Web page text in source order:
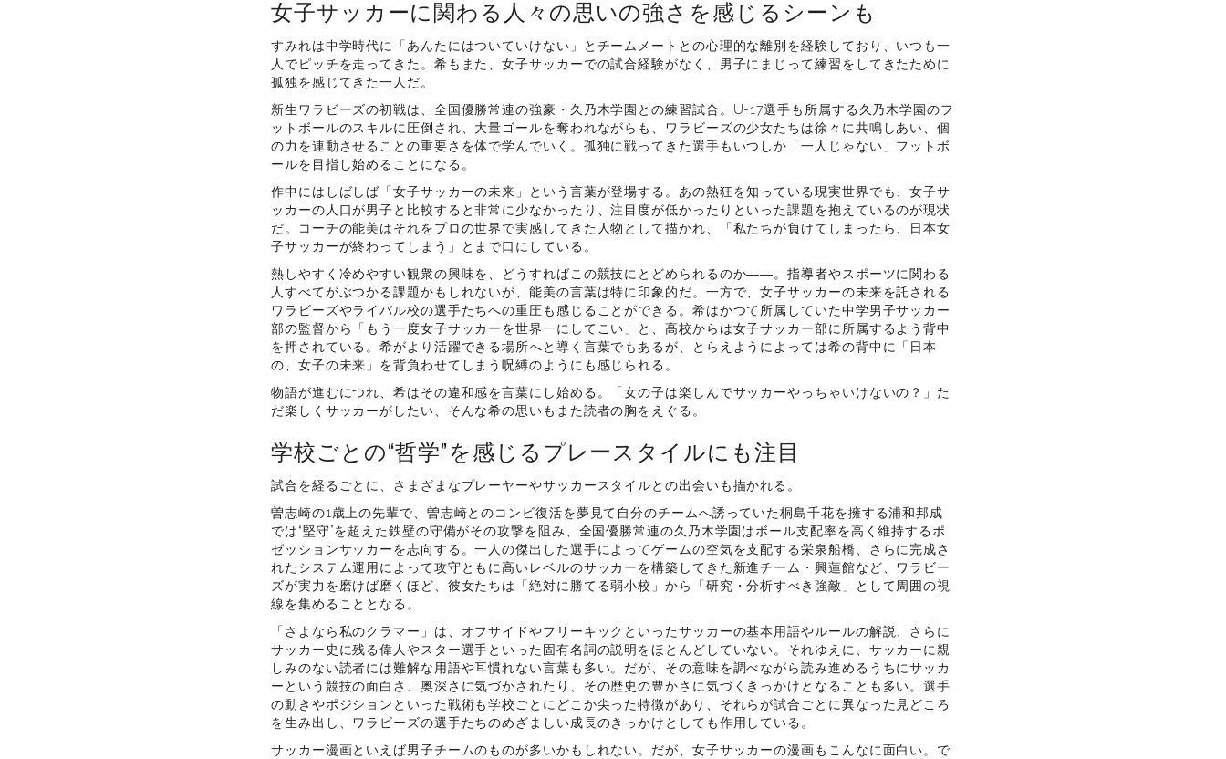
女子サッカーに関わる人々の思いの強さを感じるシーンも
すみれは中学時代に「あんたにはついていけない」とチームメートとの心理的な離別を経験しており、いつも一
人でピッチを走ってきた。希もまた、女子サッカーでの試合経験がなく、男子にまじって練習をしてきたために
孤独を感じてきた一人だ。
新生ワラビーズの初戦は、全国優勝常連の強豪・久乃木学園との練習試合。U-17選手も所属する久乃木学園のフ
ットボールのスキルに圧倒され、大量ゴールを奪われながらも、ワラビーズの少女たちは徐々に共鳴しあい、個
の力を連動させることの重要さを体で学んでいく。孤独に戦ってきた選手もいつしか「一人じゃない」フットボ
ールを目指し始めることになる。
作中にはしばしば「女子サッカーの未来」という言葉が登場する。あの熱狂を知っている現実世界でも、女子サ
ッカーの人口が男子と比較すると非常に少なかったり、注目度が低かったりといった課題を抱えているのが現状
だ。コーチの能美はそれをプロの世界で実感してきた人物として描かれ、「私たちが負けてしまったら、日本女
子サッカーが終わってしまう」とまで口にしている。
熱しやすく冷めやすい観衆の興味を、どうすればこの競技にとどめられるのか――。指導者やスポーツに関わる
人すべてがぶつかる課題かもしれないが、能美の言葉は特に印象的だ。一方で、女子サッカーの未来を託される
ワラビーズやライバル校の選手たちへの重圧も感じることができる。希はかつて所属していた中学男子サッカー
部の監督から「もう一度女子サッカーを世界一にしてこい」と、高校からは女子サッカー部に所属するよう背中
を押されている。希がより活躍できる場所へと導く言葉でもあるが、とらえようによっては希の背中に「日本
の、女子の未来」を背負わせてしまう呪縛のようにも感じられる。
物語が進むにつれ、希はその違和感を言葉にし始める。「女の子は楽しんでサッカーやっちゃいけないの？」た
だ楽しくサッカーがしたい、そんな希の思いもまた読者の胸をえぐる。
学校ごとの“哲学”を感じるプレースタイルにも注目
試合を経るごとに、さまざまなプレーヤーやサッカースタイルとの出会いも描かれる。
曽志崎の1歳上の先輩で、曽志崎とのコンビ復活を夢見て自分のチームへ誘っていた桐島千花を擁する浦和邦成
では“堅守”を超えた鉄壁の守備がその攻撃を阻み、全国優勝常連の久乃木学園はボール支配率を高く維持するポ
ゼッションサッカーを志向する。一人の傑出した選手によってゲームの空気を支配する栄泉船橋、さらに完成さ
れたシステム運用によって攻守ともに高いレベルのサッカーを構築してきた新進チーム・興蓮館など、ワラビー
ズが実力を磨けば磨くほど、彼女たちは「絶対に勝てる弱小校」から「研究・分析すべき強敵」として周囲の視
線を集めることとなる。
「さよなら私のクラマー」は、オフサイドやフリーキックといったサッカーの基本用語やルールの解説、さらに
サッカー史に残る偉人やスター選手といった固有名詞の説明をほとんどしていない。それゆえに、サッカーに親
しみのない読者には難解な用語や耳慣れない言葉も多い。だが、その意味を調べながら読み進めるうちにサッカ
ーという競技の面白さ、奥深さに気づかされたり、その歴史の豊かさに気づくきっかけとなることも多い。選手
の動きやポジションといった戦術も学校ごとにどこか尖った特徴があり、それらが試合ごとに異なった見どころ
を生み出し、ワラビーズの選手たちのめざましい成長のきっかけとしても作用している。
サッカー漫画といえば男子チームのものが多いかもしれない。だが、女子サッカーの漫画もこんなに面白い。で